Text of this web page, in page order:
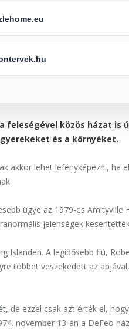
feleségével közös házat is
és a környéket.
akkor lehet lefényképezni, ha
ügye az 1979-es
jelenségek
Islanden. A legidősebb fiú,
többet veszekedett az apjával,
de ezzel csak azt érték el,
november 13-án a DeFeo